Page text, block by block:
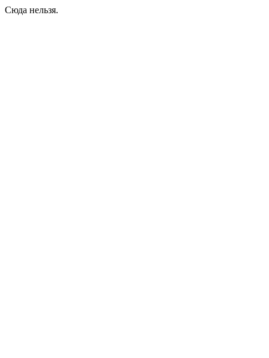
Сюда нельзя.